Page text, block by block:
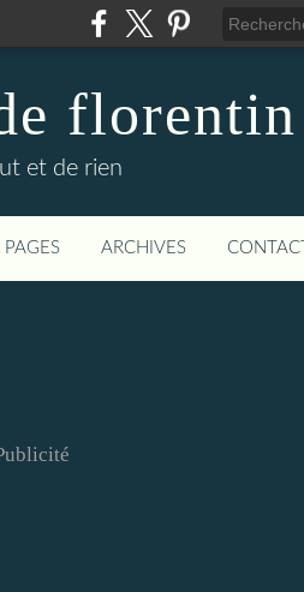
florentin
et de rien
PAGES ARCHIVES CONTACT